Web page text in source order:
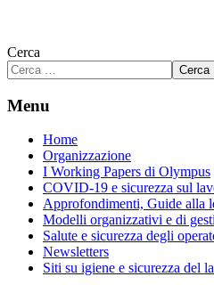
Cerca
Cerca
Menu
Home
Organizzazione
I Working Papers di Olympus
COVID-19 e sicurezza sul
Approfondimenti, Guide alla
Modelli organizzativi e di
Salute e sicurezza degli
Newsletters
Siti su igiene e sicurezza del